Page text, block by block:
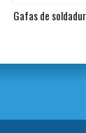
Gafas de